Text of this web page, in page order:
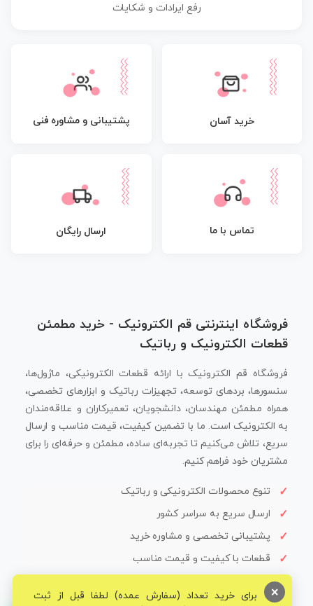
رفع ایرادات و شکایات
خرید آسان پشتیبانی و مشاوره فنی
تماس با ما ارسال رایگان
فروشگاه اینترنتی قم الکترونیک - خرید مطمئن
قطعات الکترونیک و رباتیک
فروشگاه قم الکترونیک با ارائه قطعات الکترونیکی، ماژول‌ها،
سنسورها، بردهای توسعه، تجهیزات رباتیک و ابزارهای تخصصی،
همراه مطمئن مهندسان، دانشجویان، تعمیرکاران و علاقه‌مندان
به الکترونیک است. ما با تضمین کیفیت، قیمت مناسب و ارسال
سریع، تلاش می‌کنیم تا تجربه‌ای ساده، مطمئن و حرفه‌ای را برای
مشتریان خود فراهم کنیم.
تنوع محصولات الکترونیکی و رباتیک
ارسال سریع به سراسر کشور
پشتیبانی تخصصی و مشاوره خرید
قطعات با کیفیت و قیمت مناسب
برای خرید تعداد (سفارش عمده) لطفا قبل از ثبت
×